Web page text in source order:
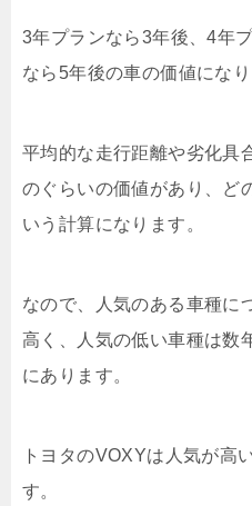
3年プランなら3年後、4年
なら5年後の車の価値になり
平均的な走行距離や劣化具
のぐらいの価値があり、ど
いう計算になります。
なので、人気のある車種に
高く、人気の低い車種は数
にあります。
トヨタのVOXYは人気が高
す。